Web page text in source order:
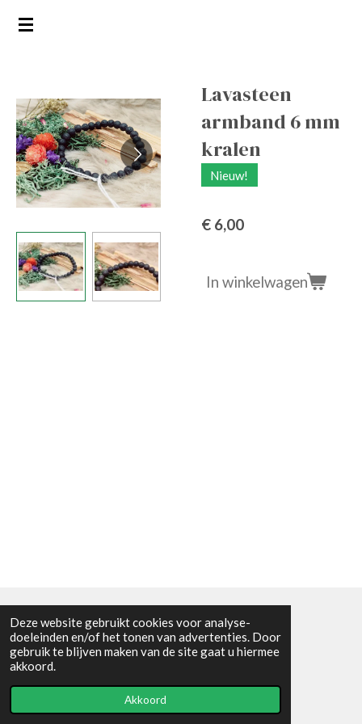
Deze website gebruikt cookies voor analyse-
doeleinden en/of het tonen van advertenties. Door
gebruik te blijven maken van de site gaat u hiermee
akkoord.
Akkoord
Ga
hoofdinhoud
Lavasteen
armband 6 mm
kralen
Nieuw!
€ 6,00
In winkelwagen
Algemene voorwaarden
© 2021 - RC en mineralenshop Het vlinderpad